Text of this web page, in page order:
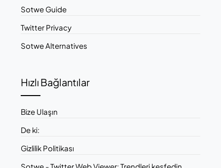
Sotwe Guide
Twitter Privacy
Sotwe Alternatives
Hızlı Bağlantılar
Bize Ulaşın
De ki:
Gizlilik Politikası